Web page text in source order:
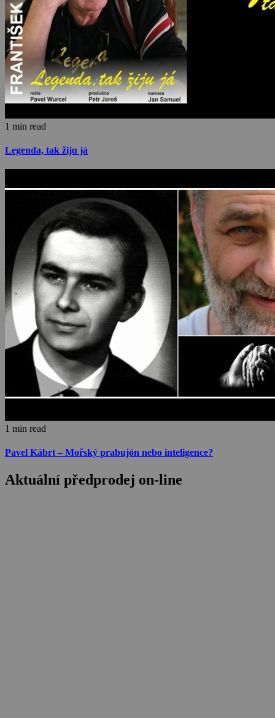
1 min read
Legenda, tak žiju já
1 min read
Pavel Kábrt – Mořský prabujón nebo inteligence?
Aktuální předprodej on-line